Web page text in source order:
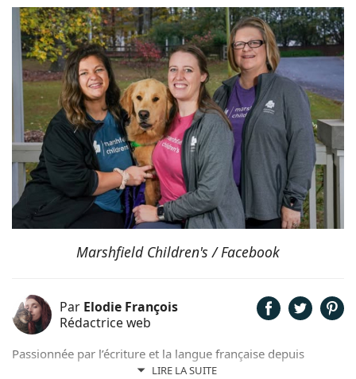
Marshfield Children's / Facebook
Par Elodie François
Rédactrice web
LIRE LA SUITE
Passionnée par l’écriture et la langue française depuis
toujours, j’aime jouer avec les mots et les faire vivre.